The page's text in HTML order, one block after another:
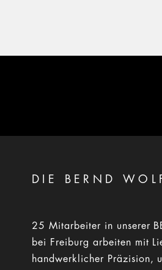
DIE BERND
25 Mitarbeiter in unserer
bei Freiburg arbeiten mit
handwerklicher Präzision,